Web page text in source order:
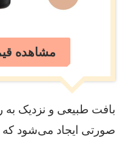
مشاهده
بافت طبیعی و نزدیک
صورتی ایجاد می‌شود که